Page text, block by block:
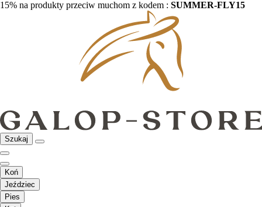
15% na produkty przeciw muchom z kodem : SUMMER-FLY15
Szukaj
Koń
Jeździec
Pies